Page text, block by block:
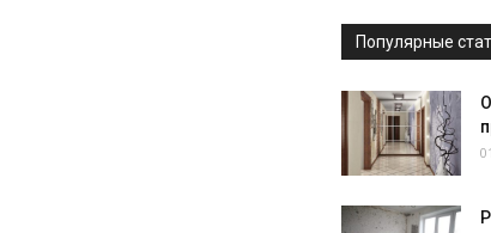
Популярные